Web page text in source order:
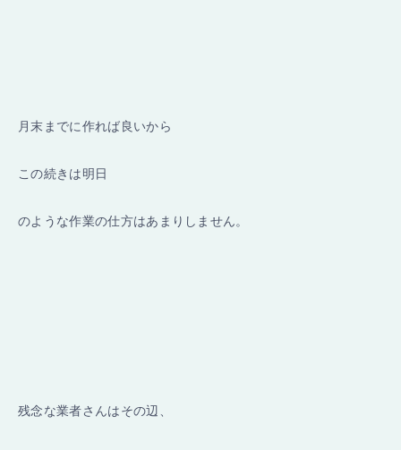
月末までに作れば良いから
この続きは明日
のような作業の仕方はあまりしません。
残念な業者さんはその辺、